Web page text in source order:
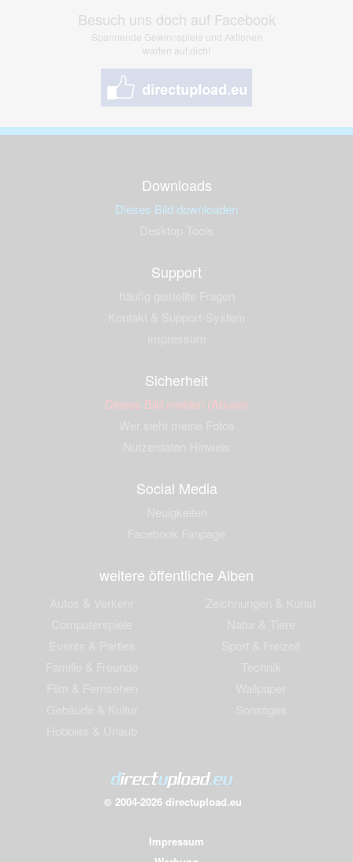
Besuch uns doch auf Facebook
Spannende Gewinnspiele und Aktionen
warten auf dich!
Downloads
Dieses Bild downloaden
Support
Sicherheit
Dieses Bild melden (Abuse)
Social Media
weitere öffentliche Alben
© 2004-2026 directupload.eu
Impressum